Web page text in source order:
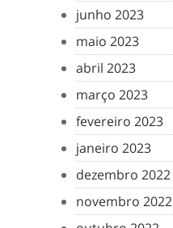
junho 2023
maio 2023
abril 2023
março 2023
fevereiro 2023
janeiro 2023
dezembro 2022
novembro 2022